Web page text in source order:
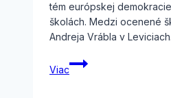
tém európskej
školách. Medzi ocenené
Andreja Vrábla v
Viac
Ocenenie
školy